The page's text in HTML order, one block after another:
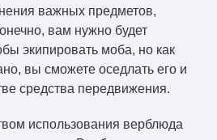
важных предметов,
вам нужно будет
экипировать моба, но как
вы сможете оседлать его и
средства передвижения.
использования верблюда